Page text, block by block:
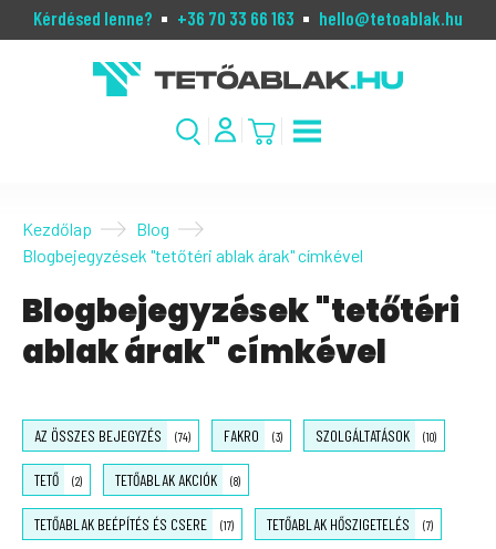
Kérdésed lenne? +36 70 33 66 163 hello@tetoablak.hu
Kezdőlap
Blog
Blogbejegyzések "tetőtéri ablak árak" címkével
Blogbejegyzések "tetőtéri
ablak árak" címkével
AZ ÖSSZES BEJEGYZÉS (74) FAKRO (3) SZOLGÁLTATÁSOK (10)
TETŐ (2) TETŐABLAK AKCIÓK (8)
TETŐABLAK BEÉPÍTÉS ÉS CSERE (17) TETŐABLAK HŐSZIGETELÉS (7)